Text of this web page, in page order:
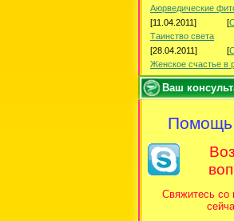
Аюрведические
[11.04.2011]
[
Таинство света
[28.04.2011]
[
Женское счастье
Ваш
Помощь
Свяжитесь со